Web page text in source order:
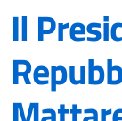
Il